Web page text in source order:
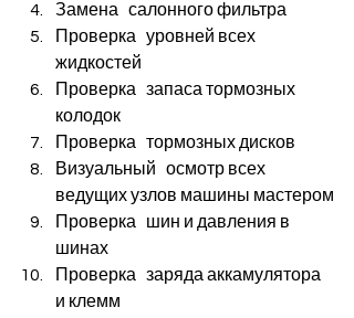
Замена   салонного фильтра
Проверка   уровней всех
жидкостей
Проверка   запаса тормозных
колодок
Проверка   тормозных дисков
Визуальный   осмотр всех
ведущих узлов машины мастером
Проверка   шин и давления в
шинах
Проверка   заряда аккамулятора
и клемм